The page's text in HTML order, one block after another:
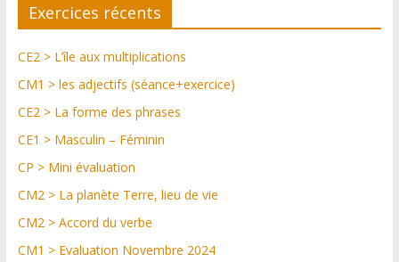
Exercices récents
CE2 > L’île aux multiplications
CM1 > les adjectifs (séance+exercice)
CE2 > La forme des phrases
CE1 > Masculin – Féminin
CP > Mini évaluation
CM2 > La planète Terre, lieu de vie
CM2 > Accord du verbe
CM1 > Evaluation Novembre 2024